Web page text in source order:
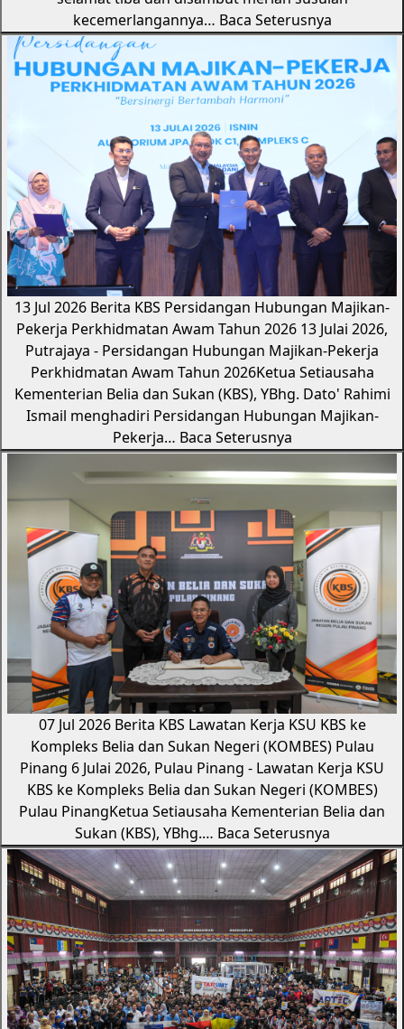
kecemerlangannya… Baca Seterusnya
13 Jul 2026 Berita KBS Persidangan Hubungan Majikan-
Pekerja Perkhidmatan Awam Tahun 2026 13 Julai 2026,
Putrajaya - Persidangan Hubungan Majikan-Pekerja
Perkhidmatan Awam Tahun 2026Ketua Setiausaha
Kementerian Belia dan Sukan (KBS), YBhg. Dato' Rahimi
Ismail menghadiri Persidangan Hubungan Majikan-
Pekerja… Baca Seterusnya
07 Jul 2026 Berita KBS Lawatan Kerja KSU KBS ke
Kompleks Belia dan Sukan Negeri (KOMBES) Pulau
Pinang 6 Julai 2026, Pulau Pinang - Lawatan Kerja KSU
KBS ke Kompleks Belia dan Sukan Negeri (KOMBES)
Pulau PinangKetua Setiausaha Kementerian Belia dan
Sukan (KBS), YBhg.… Baca Seterusnya